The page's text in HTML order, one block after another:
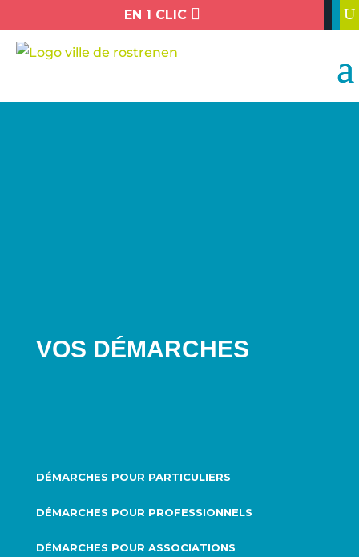
EN 1 CLIC  U
VOS DÉMARCHES
DÉMARCHES POUR PARTICULIERS
DÉMARCHES POUR PROFESSIONNELS
DÉMARCHES POUR ASSOCIATIONS